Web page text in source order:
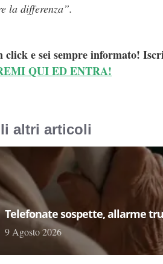
la differenza”.
click e sei sempre informato!
QUI ED ENTRA!
altri articoli
Telefonate sospette, allarme
9 Agosto 2026